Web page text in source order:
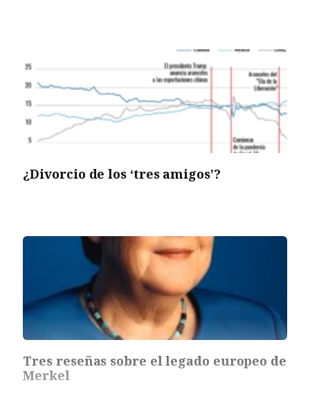
¿Divorcio de los ‘tres amigos’?
Tres reseñas sobre el legado europeo de
Merkel